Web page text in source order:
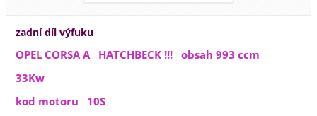
zadní díl výfuku
OPEL CORSA A HATCHBECK !!! obsah 993 ccm
33Kw
kod motoru 10S